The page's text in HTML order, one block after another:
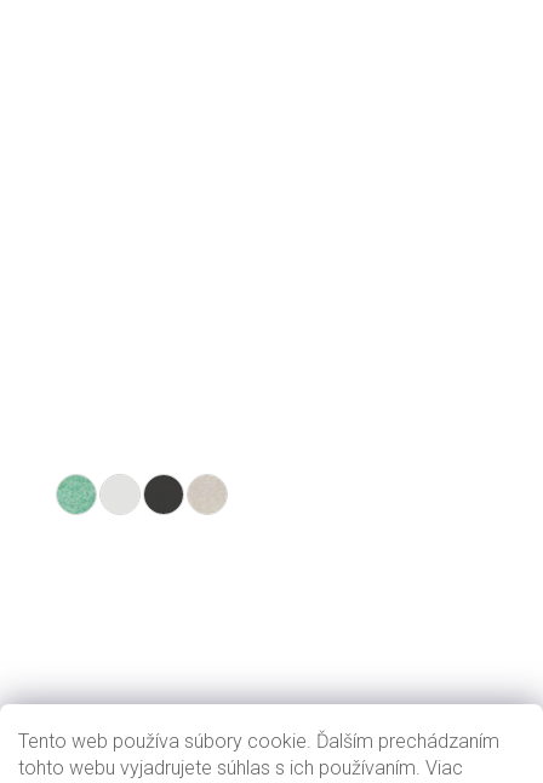
Tento web používa súbory cookie. Ďalším prechádzaním
tohto webu vyjadrujete súhlas s ich používaním. Viac